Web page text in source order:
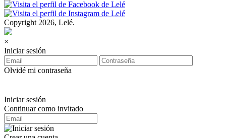
Copyright 2026, Lelé.
×
Iniciar sesión
Olvidé mi contraseña
Iniciar sesión
Continuar como invitado